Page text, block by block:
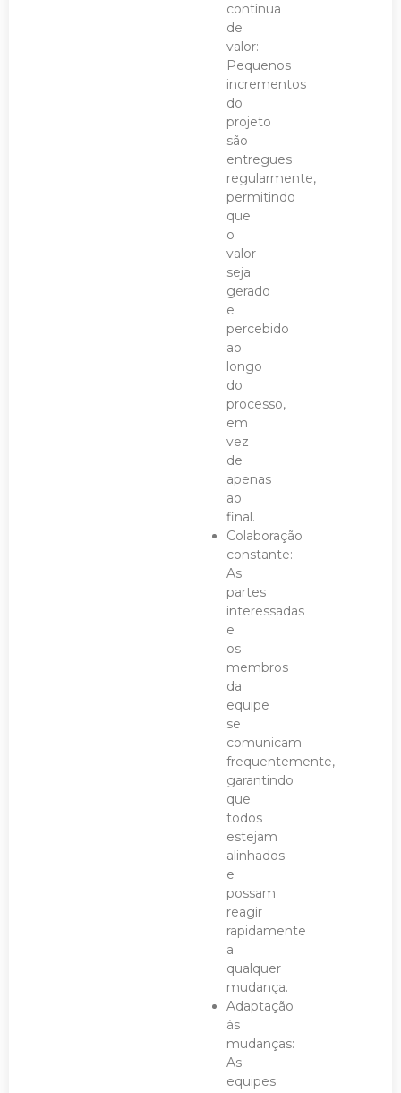
contínua
de
valor:
Pequenos
incrementos
do
projeto
são
entregues
regularmente,
permitindo
que
o
valor
seja
gerado
e
percebido
ao
longo
do
processo,
em
vez
de
apenas
ao
final.
Colaboração
constante:
As
partes
interessadas
e
os
membros
da
equipe
se
comunicam
frequentemente,
garantindo
que
todos
estejam
alinhados
e
possam
reagir
rapidamente
a
qualquer
mudança.
Adaptação
às
mudanças:
As
equipes